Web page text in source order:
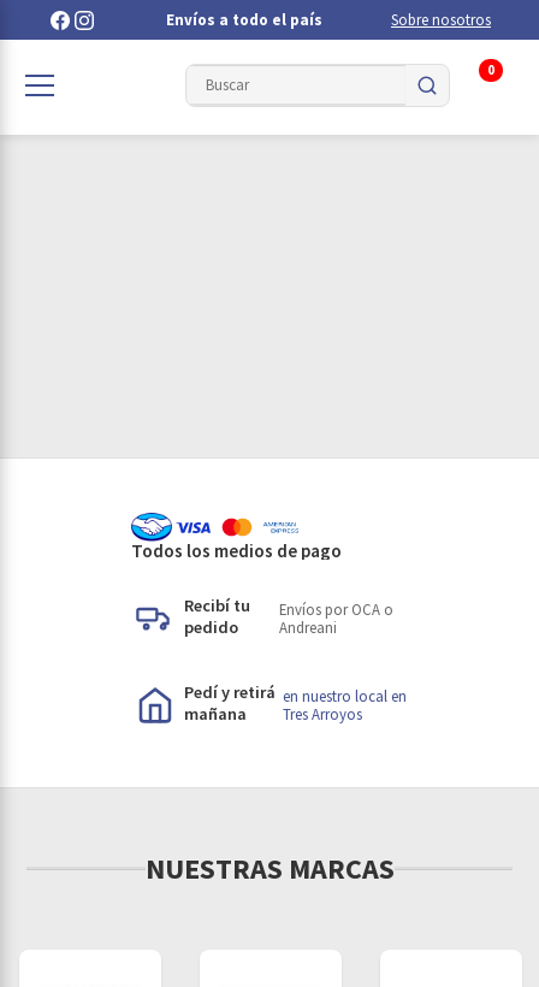
Envíos a todo el país Sobre nosotros
0
Todos los medios de pago
Recibí tu
pedido
Envíos por OCA o
Andreani
Pedí y retirá
mañana
en nuestro local en
Tres Arroyos
NUESTRAS MARCAS